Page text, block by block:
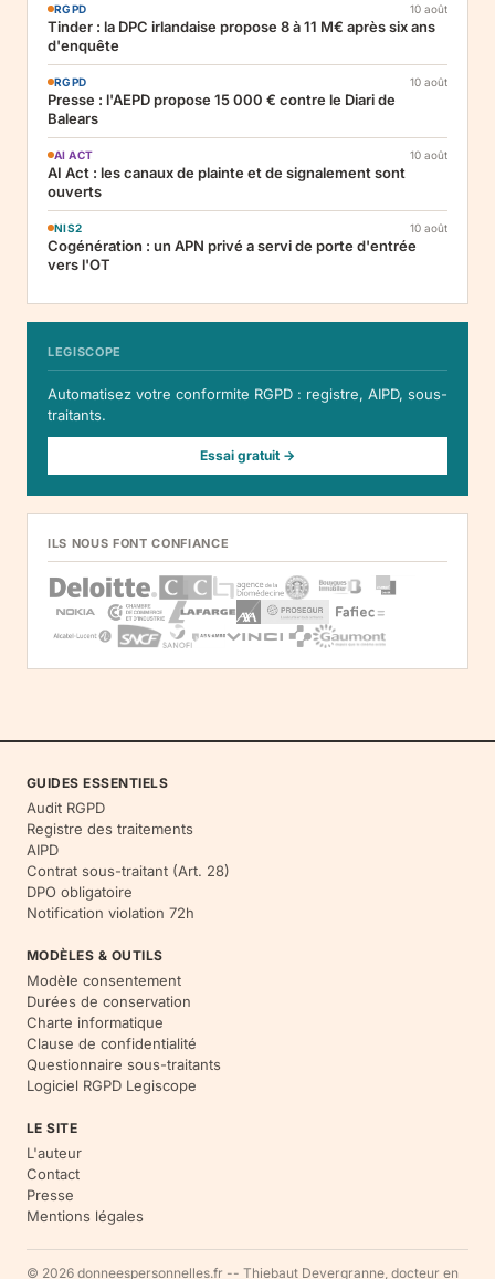
RGPD 10 août
Tinder : la DPC irlandaise propose 8 à 11 M€ après six ans
d'enquête
RGPD 10 août
Presse : l'AEPD propose 15 000 € contre le Diari de
Balears
AI ACT 10 août
AI Act : les canaux de plainte et de signalement sont
ouverts
NIS2 10 août
Cogénération : un APN privé a servi de porte d'entrée
vers l'OT
LEGISCOPE
Automatisez votre conformite RGPD : registre, AIPD, sous-
traitants.
Essai gratuit →
ILS NOUS FONT CONFIANCE
GUIDES ESSENTIELS
Audit RGPD
Registre des traitements
AIPD
Contrat sous-traitant (Art. 28)
DPO obligatoire
Notification violation 72h
MODÈLES & OUTILS
Modèle consentement
Durées de conservation
Charte informatique
Clause de confidentialité
Questionnaire sous-traitants
Logiciel RGPD Legiscope
LE SITE
L'auteur
Contact
Presse
Mentions légales
© 2026 donneespersonnelles.fr -- Thiebaut Devergranne, docteur en